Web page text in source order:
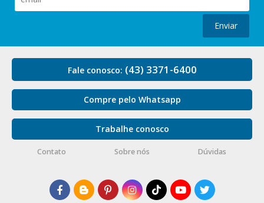
Enviar
Fale conosco: (43) 3371-6400
Compre pelo Whatsapp
Trabalhe conosco
Contato Sobre nós Dúvidas